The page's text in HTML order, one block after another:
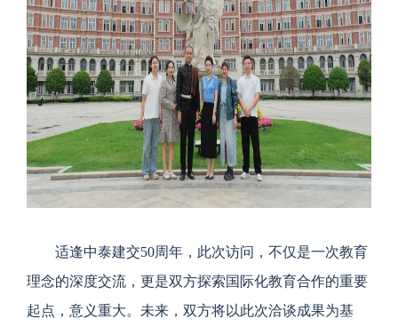
适逢中泰建交50周年，此次访问，不仅是一次教育
理念的深度交流，更是双方探索国际化教育合作的重要
起点，意义重大。未来，双方将以此次洽谈成果为基